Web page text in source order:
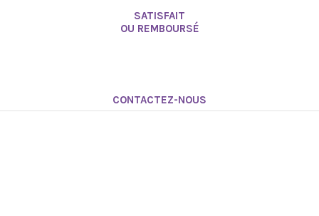
SATISFAIT
OU REMBOURSÉ
CONTACTEZ-NOUS